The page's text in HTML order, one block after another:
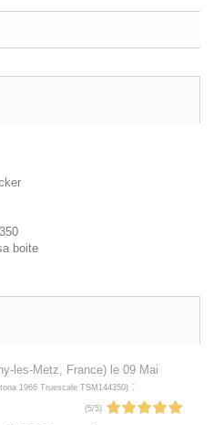
boite
les-Metz, France) le 09 Mai
1966 Truescale TSM144350) :
(5/5)